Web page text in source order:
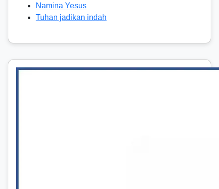
Namina Yesus
Tuhan jadikan indah